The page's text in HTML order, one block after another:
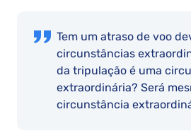
Tem um atraso de voo
circunstâncias
da tripulação é uma
extraordinária? Será
circunstância